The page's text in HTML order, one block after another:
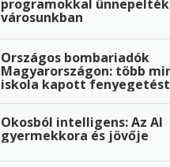
programokkal ünnepelték
városunkban
Országos bombariadók
Magyarországon: több
iskola kapott fenyegetést
Okosból intelligens: Az AI
gyermekkora és jövője